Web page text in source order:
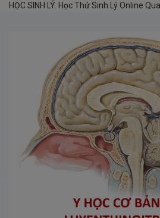
HỌC SINH LÝ. Học Thử Sinh Lý Online